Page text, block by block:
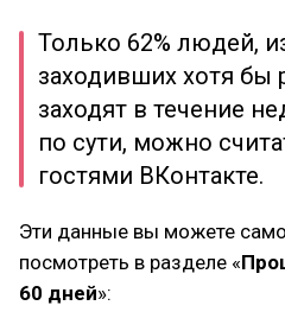
Только 62% людей,
заходивших хотя бы
заходят в течение
по сути, можно
гостями ВКонтакте.
Эти данные вы можете
посмотреть в разделе «
60 дней»: